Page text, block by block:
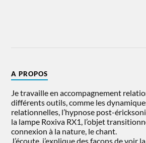
A PROPOS
Je travaille en accompagnement
différents outils, comme les
relationnelles, l’hypnose post-
la lampe Roxiva RX1, l’objet
connexion à la nature, le chant.
J’écoute, j’explique des façons de voir